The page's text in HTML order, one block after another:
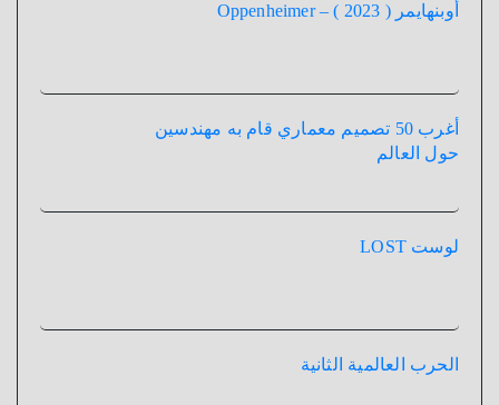
أوبنهايمر ( 2023 ) – Oppenheimer
أغرب 50 تصميم معماري قام به مهندسين
حول العالم
لوست LOST
الحرب العالمية الثانية